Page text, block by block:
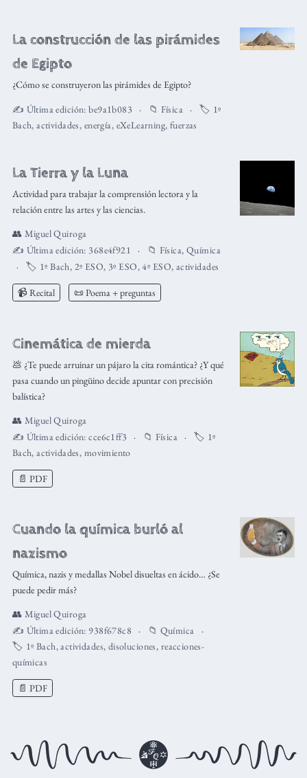
La construcción de las pirámides
de Egipto
¿Cómo se construyeron las pirámides de Egipto?
✍️ Última edición:be9a1b083 📁 Física 🏷️ 1º
Bach,actividades, energía, eXeLearning, fuerzas
La Tierra y la Luna
Actividad para trabajar la comprensión lectora y la
relación entre las artes y las ciencias.
👥 Miguel Quiroga
✍️ Última edición: 368e4f921 📁 Física,Química
🏷️ 1º Bach, 2º ESO, 3º ESO,4º ESO, actividades
📹 Recital 📜 Poema + preguntas
Cinemática de mierda
💩 ¿Te puede arruinar un pájaro la cita romántica? ¿Y qué
pasa cuando un pingüino decide apuntar con precisión
balística?
👥 Miguel Quiroga
✍️ Última edición:cce6c1ff3 📁 Física 🏷️ 1º
Bach,actividades, movimiento
📄 PDF
Cuando la química burló al
nazismo
Química, nazis y medallas Nobel disueltas en ácido… ¿Se
puede pedir más?
👥 Miguel Quiroga
✍️ Última edición: 938f678c8 📁 Química
🏷️ 1º Bach,actividades, disoluciones, reacciones-
químicas
📄 PDF